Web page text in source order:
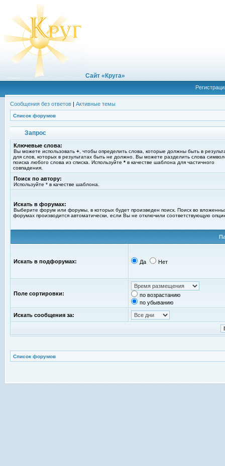
Сайт «Круга»
Сообщения без ответов | Активные темы
Список форумов
Запрос
Ключевые слова:
Вы можете использовать + , чтобы определить слова, которые должны быть в
для слов, которых в результатах быть не должно. Вы можете разделить слова
поиска любого слова из списка. Используйте * в качестве шаблона для частичного
совпадения.
Поиск по автору:
Используйте * в качестве шаблона.
Искать в форумах:
Выберите форум или форумы, в которых будет произведен поиск. Поиск во
форумах производится автоматически, если Вы не отключили соответствующую
Искать в подфорумах: Да Нет
Поле сортировки:
по возрастанию
по убыванию
Искать сообщения за:
Список форумов